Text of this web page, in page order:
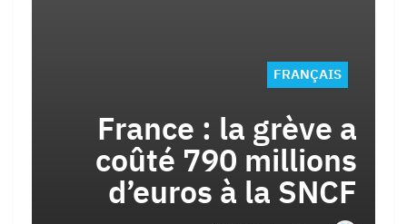
FRANÇAIS
France : la grève a
coûté 790 millions
d’euros à la SNCF